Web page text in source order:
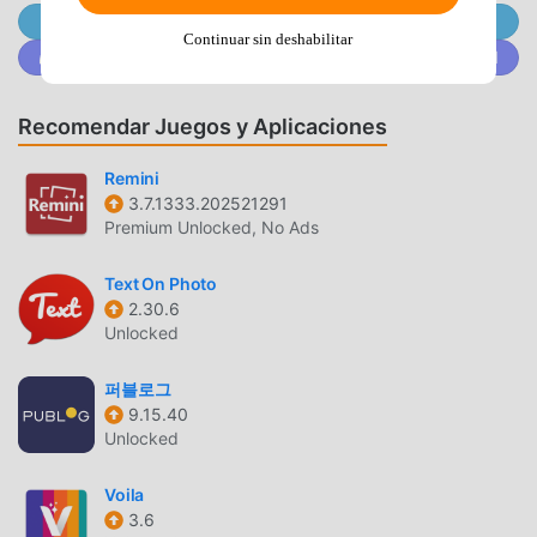
opción. moddroid no sólo le brinda la última versión de
ArtCollage Pro 2.6.67 de forma gratuita, sino que también
proporciona Free mods de forma gratuita para ayudarlo a
gratuita. moddroid promete que todas las modificaciones
de ArtCollage Pro no cobrarán a los usuarios ninguna
tarifa y son 100% seguras, disponibles y de instalación
gratuita. Simplemente descargue el cliente moddroid,
solo clic. ¡Qué estás esperando, descarga moddroid ahora!
FUNCIONES CONVENIENTES
ArtCollage Pro Como una aplicación popular de
photography , sus potentes funciones han atraído a una
gran cantidad de usuarios. En comparación con las
proporciona una experiencia más rica y funciones más
potentes. Sólo necesitas descargar e instalarArtCollage
Únete a @MODDROID.CO en el Canal de Telegram
Únete a @MODDROID.CO en la comunidad de Discord
Recomendar Juegos y Aplicaciones
Remini
3.7.1333.202521291
Premium Unlocked, No Ads
Text On Photo
2.30.6
Unlocked
퍼블로그
9.15.40
Unlocked
Voila
3.6
Continuar sin deshabilitar